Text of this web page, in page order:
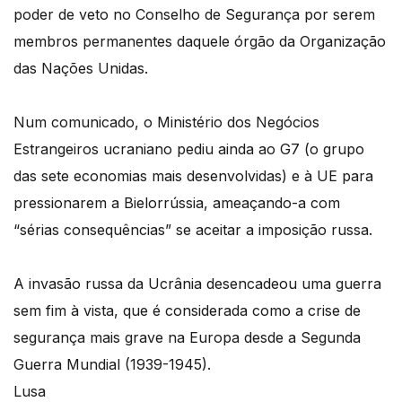
poder de veto no Conselho de Segurança por serem
membros permanentes daquele órgão da Organização
das Nações Unidas.
Num comunicado, o Ministério dos Negócios
Estrangeiros ucraniano pediu ainda ao G7 (o grupo
das sete economias mais desenvolvidas) e à UE para
pressionarem a Bielorrússia, ameaçando-a com
“sérias consequências” se aceitar a imposição russa.
A invasão russa da Ucrânia desencadeou uma guerra
sem fim à vista, que é considerada como a crise de
segurança mais grave na Europa desde a Segunda
Guerra Mundial (1939-1945).
Lusa